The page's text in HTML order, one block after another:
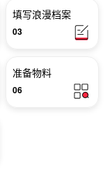
填写浪漫档案
03
准备物料
06